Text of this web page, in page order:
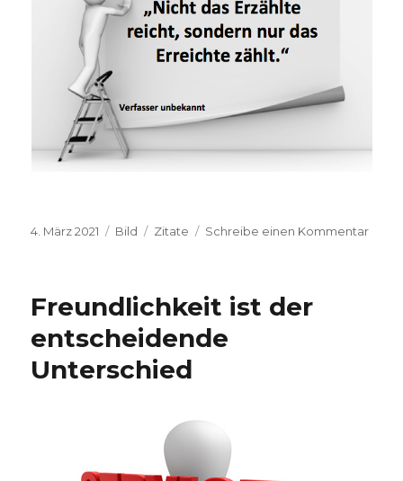
Veröffentlicht
4. März 2021 Format
Bild Kategorien
Zitate Schreibe einen Kommentar
Freundlichkeit ist der
entscheidende
Unterschied